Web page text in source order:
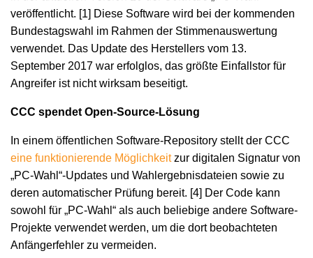
veröffentlicht. [1] Diese Software wird bei der kommenden
Bundestagswahl im Rahmen der Stimmenauswertung
verwendet. Das Update des Herstellers vom 13.
September 2017 war erfolglos, das größte Einfallstor für
Angreifer ist nicht wirksam beseitigt.
CCC spendet Open-Source-Lösung
In einem öffentlichen Software-Repository stellt der CCC
eine funktionierende Möglichkeitzur digitalen Signatur von
„PC-Wahl“-Updates und Wahlergebnisdateien sowie zu
deren automatischer Prüfung bereit. [4] Der Code kann
sowohl für „PC-Wahl“ als auch beliebige andere Software-
Projekte verwendet werden, um die dort beobachteten
Anfängerfehler zu vermeiden.